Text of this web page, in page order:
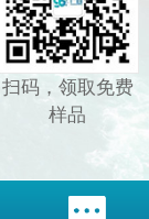
扫码，领取免费
样品